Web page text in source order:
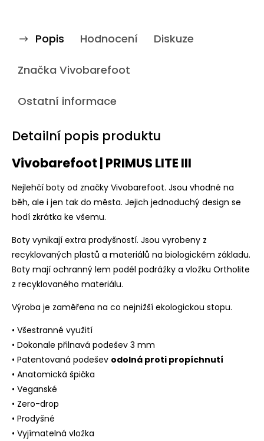
Popis Hodnocení Diskuze
Značka Vivobarefoot
Ostatní informace
Detailní popis produktu
Vivobarefoot | PRIMUS LITE III
Nejlehčí boty od značky Vivobarefoot. Jsou vhodné na
běh, ale i jen tak do města. Jejich jednoduchý design se
hodí zkrátka ke všemu.
Boty vynikají extra prodyšností. Jsou vyrobeny z
recyklovaných plastů a materiálů na biologickém základu.
Boty mají ochranný lem podél podrážky a vložku Ortholite
z recyklovaného materiálu.
Výroba je zaměřena na co nejnižší ekologickou stopu.
• Všestranné využití
• Dokonale přilnavá podešev 3 mm
• Patentovaná podešev odolná proti propíchnutí
• Anatomická špička
• Veganské
• Zero-drop
• Prodyšné
• Vyjímatelná vložka